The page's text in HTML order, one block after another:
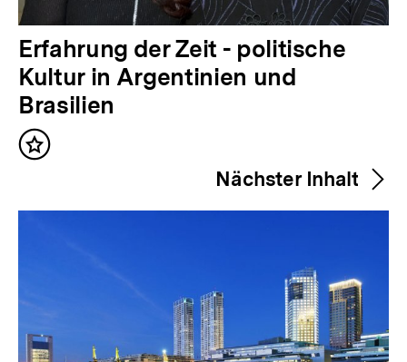
V
o
r
h
e
i
r
Erfahrung der Zeit - politische
Kultur in Argentinien und
Brasilien
Inhalt
Nächster Inhalt
Zum